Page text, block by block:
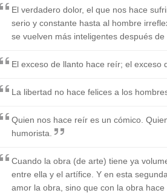
El verdadero dolor, el que nos hace
serio y constante hasta al hombre
se vuelven más inteligentes después de
El exceso de llanto hace reír; el exceso
La libertad no hace felices a los
Quien nos hace reír es un cómico.
humorista.
Cuando la obra (de arte) tiene ya
entre ella y el artífice. Y en esta
amor la obra, sino que con la obra hace